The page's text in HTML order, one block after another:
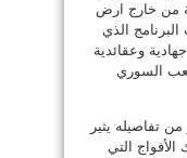
من خارج ارض
البرنامج الذي
وعقائدية
السوري
تفاصيله يثير
التي